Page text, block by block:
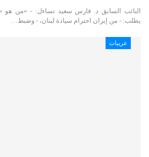
النائب السابق د. فارس سعيد تساءل: - «من هو
يطلب: - من إيران احترام سيادة لبنان، - وضبط…
عربيات